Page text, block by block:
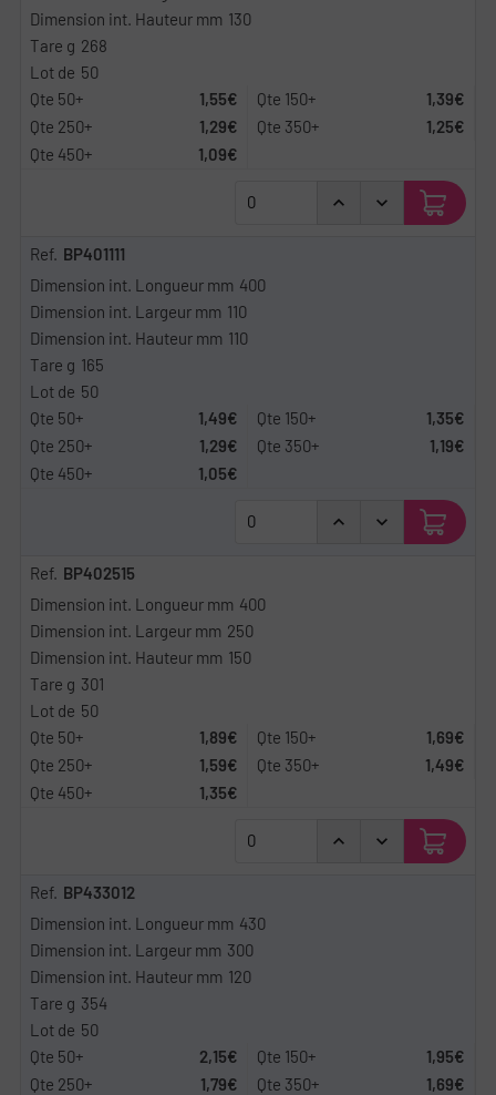
130
268
50
1,55€
1,39€
1,29€
1,25€
1,09€
BP401111
400
110
110
165
50
1,49€
1,35€
1,29€
1,19€
1,05€
BP402515
400
250
150
301
50
1,89€
1,69€
1,59€
1,49€
1,35€
BP433012
430
300
120
354
50
2,15€
1,95€
1,79€
1,69€